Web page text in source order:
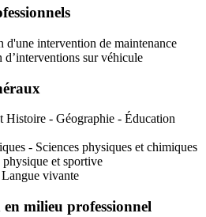
d'une intervention de maintenance
sur véhicule
Histoire - Géographie - Éducation
- Sciences physiques et chimiques
et sportive
vivante
milieu professionnel